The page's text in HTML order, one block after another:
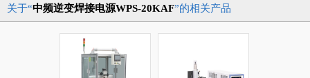
关于“中频逆变焊接电源WPS-20KAF”的相关产品